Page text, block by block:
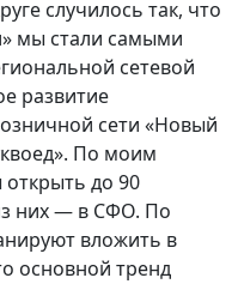
случилось так, что
мы стали самыми
сетевой
развитие
сети «Новый
По моим
до 90
них — в СФО. По
вложить в
основной тренд